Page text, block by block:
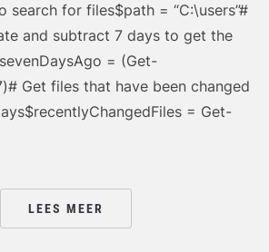
search for files$path = “C:\users”#
and subtract 7 days to get the
= (Get-
Get files that have been changed
= Get-
LEES MEER